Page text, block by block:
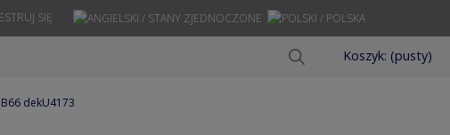
SIĘ
Koszyk: (pusty)
dekU4173